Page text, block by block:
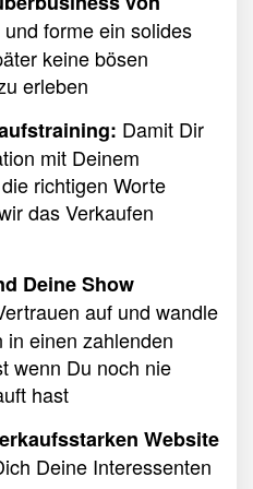
und forme ein solides
keine bösen
erleben
Damit Dir
mit Deinem
richtigen Worte
das Verkaufen
Deine Show
auf und wandle
einen zahlenden
wenn Du noch nie
hast
Website
Deine Interessenten